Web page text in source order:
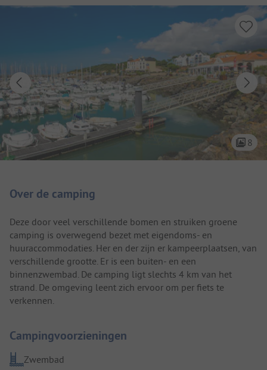
8
Over de camping
Deze door veel verschillende bomen en struiken groene
camping is overwegend bezet met eigendoms- en
huuraccommodaties. Her en der zijn er kampeerplaatsen, van
verschillende grootte. Er is een buiten- en een
binnenzwembad. De camping ligt slechts 4 km van het
strand. De omgeving leent zich ervoor om per fiets te
verkennen.
Campingvoorzieningen
Zwembad